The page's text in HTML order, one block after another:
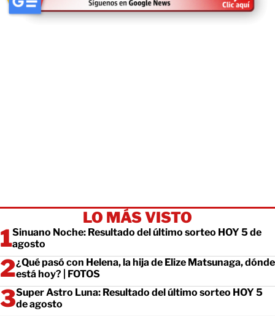
LO MÁS VISTO
Sinuano Noche: Resultado del último sorteo HOY 5 de
agosto
¿Qué pasó con Helena, la hija de Elize Matsunaga, dónde
está hoy? | FOTOS
Super Astro Luna: Resultado del último sorteo HOY 5
de agosto